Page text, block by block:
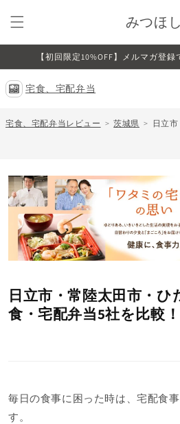
ンツに
進む
みつほし
【初回限定10%OFF】メルマガ登録
宅食、宅配弁当
宅食、宅配弁当レビュー 茨城県 日立
日立市・常陸太田市・
食・宅配弁当5社を比較！
毎日の食事に困った時は、宅配食
す。